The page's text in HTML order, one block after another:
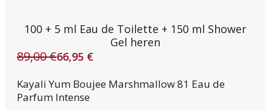
100 + 5 ml Eau de Toilette + 150 ml Shower
Gel heren
89,00€
Oorspronkelijke
was:
89,00 €.
66,95 €
Huidige
is:
66,95 €.
Kayali Yum Boujee Marshmallow 81 Eau de
Parfum Intense